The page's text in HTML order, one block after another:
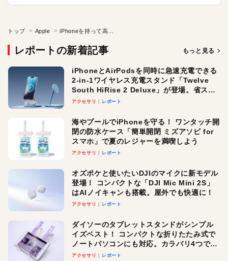
トップ Apple
レポートの新着記事 もっと見る
iPhoneとAirPodsを同時に急速充電できる
2-in-1ワイヤレス充電スタンド「Twelve
South HiRise 2 Deluxe」が登場。省スペ
ースでおしゃれに充電したい人にオスス
アクセサリ レポート
海やプールでiPhoneを守る！ ワンタッチ開
閉の防水ケース「簡単開閉 ミズアソビ for
スマホ」で夏のレジャーを満喫しよう
アクセサリ レポート
オズポケと使いたいDJIのマイクに新モデル
登場！ コンパクトな「DJI Mic Mini 2S」
はAIノイキャンも搭載。屋外でも快適に！
アクセサリ レポート
ダイソーのタブレットスタンドがシンプル
イズベスト！ コンパクトな折りたたみ式で
ノートパソコンにも対応。カラバリ4つで選
べる楽しさも
アクセサリ レポート